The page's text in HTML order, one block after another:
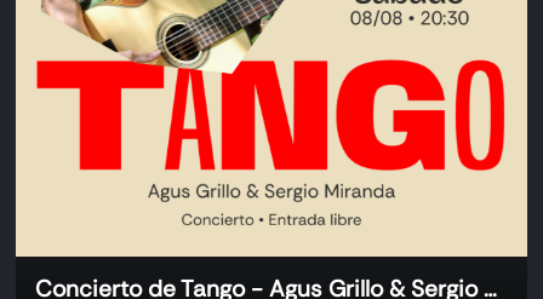
Concierto de Tango - Agus Grillo & Sergio Miranda